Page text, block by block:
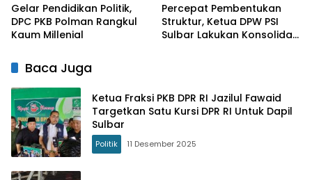
Gelar Pendidikan Politik,
DPC PKB Polman Rangkul
Kaum Millenial
Percepat Pembentukan
Struktur, Ketua DPW PSI
Sulbar Lakukan Konsolidasi
Baca Juga
Ketua Fraksi PKB DPR RI Jazilul Fawaid
Targetkan Satu Kursi DPR RI Untuk Dapil
Sulbar
Politik 11 Desember 2025